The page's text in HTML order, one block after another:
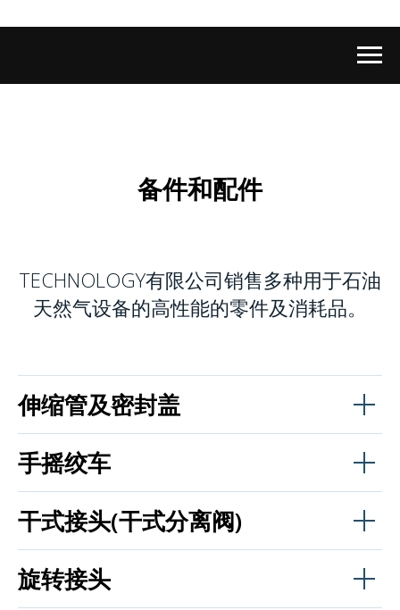
备件和配件
TECHNOLOGY有限公司销售多种用于石油
天然气设备的高性能的零件及消耗品。
伸缩管及密封盖
手摇绞车
干式接头(干式分离阀)
旋转接头